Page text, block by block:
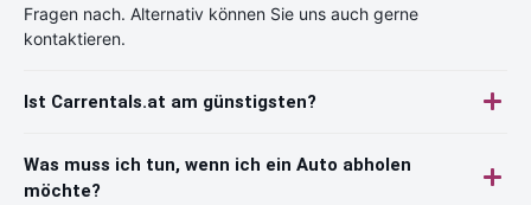
Fragen nach. Alternativ können Sie uns auch gerne
kontaktieren.
Ist Carrentals.at am günstigsten?
Was muss ich tun, wenn ich ein Auto abholen
möchte?